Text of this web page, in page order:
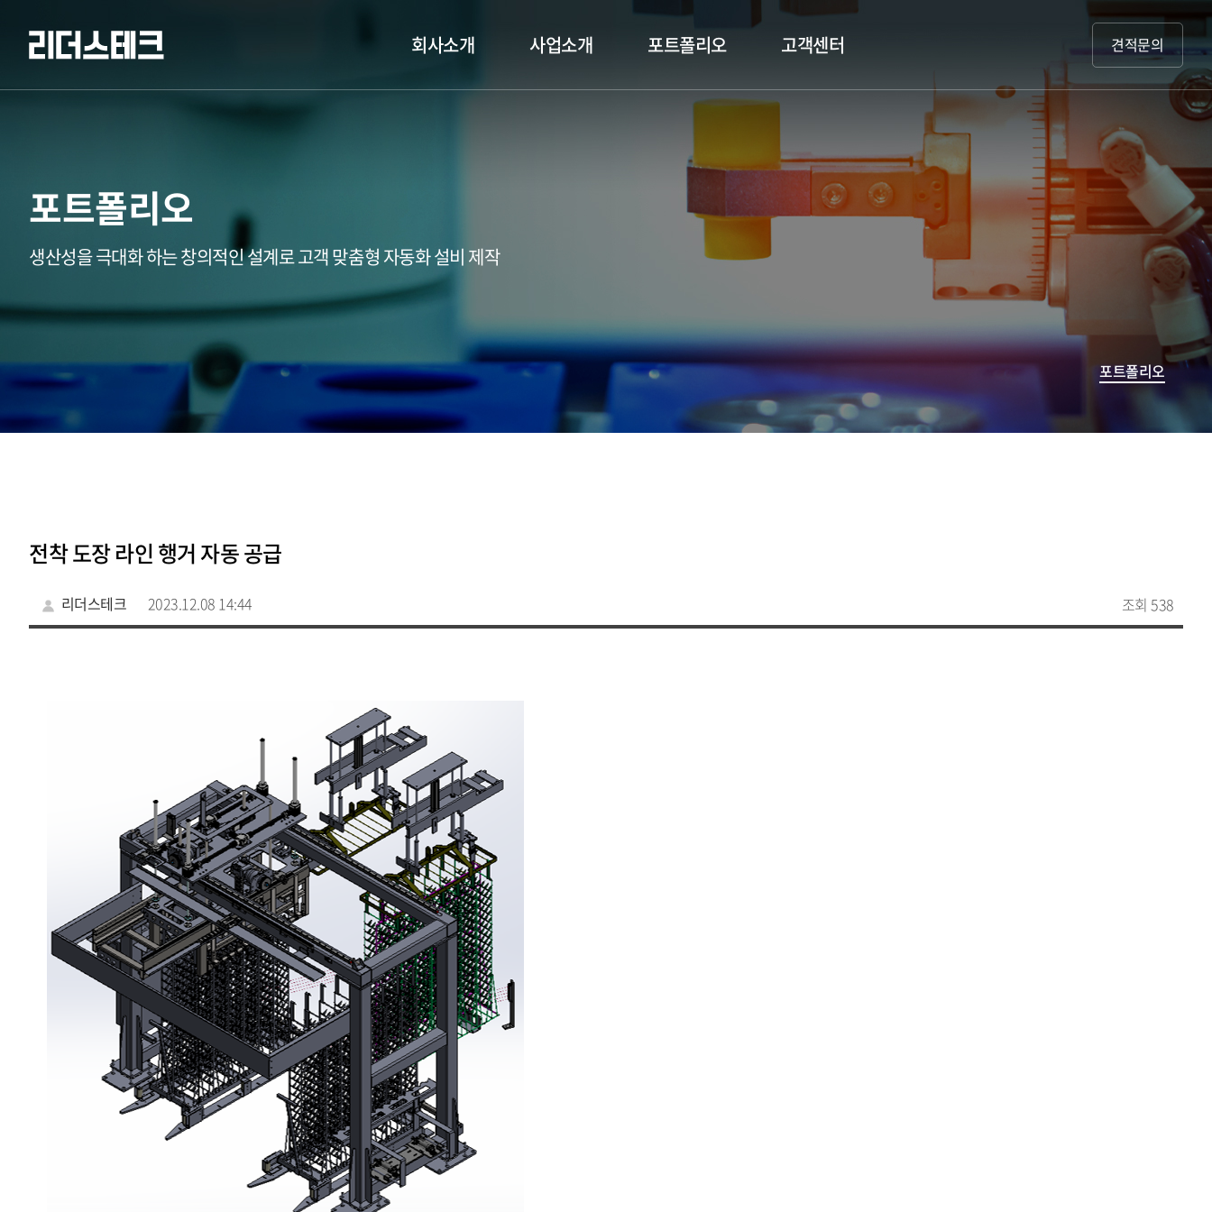
회사소개 사업소개 포트폴리오 고객센터 견적문의
포트폴리오
생산성을 극대화 하는 창의적인 설계로 고객 맞춤형 자동화 설비 제작
포트폴리오
전착 도장 라인 행거 자동 공급
리더스테크 2023.12.08 14:44 조회 538